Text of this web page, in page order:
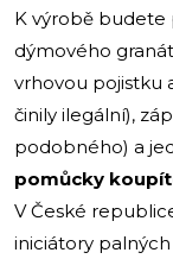
K výrobě budete
dýmového
vrhovou pojistku
činily ilegální),
podobného) a
pomůcky
V České
iniciátory